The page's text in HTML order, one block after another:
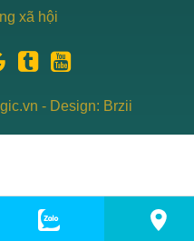
xã hội
- Design: Brzii